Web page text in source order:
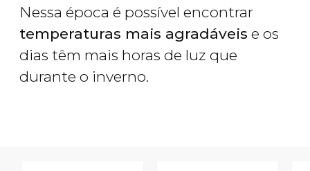
Nessa época é possível encontrar
temperaturas mais agradáveis e os
dias têm mais horas de luz que
durante o inverno.